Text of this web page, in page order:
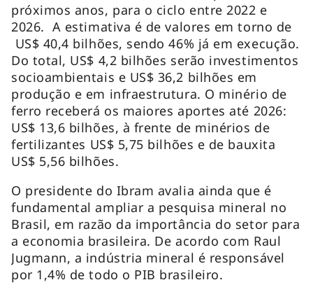
próximos anos, para o ciclo entre 2022 e
2026. A estimativa é de valores em torno de
US$ 40,4 bilhões, sendo 46% já em execução.
Do total, US$ 4,2 bilhões serão investimentos
socioambientais e US$ 36,2 bilhões em
produção e em infraestrutura. O minério de
ferro receberá os maiores aportes até 2026:
US$ 13,6 bilhões, à frente de minérios de
fertilizantes US$ 5,75 bilhões e de bauxita
US$ 5,56 bilhões.
O presidente do Ibram avalia ainda que é
fundamental ampliar a pesquisa mineral no
Brasil, em razão da importância do setor para
a economia brasileira. De acordo com Raul
Jugmann, a indústria mineral é responsável
por 1,4% de todo o PIB brasileiro.